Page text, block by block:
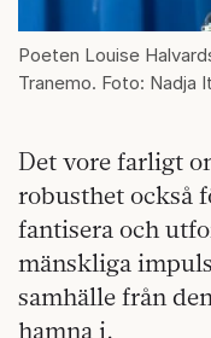
Poeten Louise
Tranemo. Foto: Nadja
Det vore farligt
robusthet också
fantisera och
mänskliga
samhälle från
hamna i.